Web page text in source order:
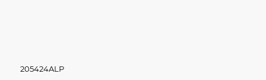
205424ALP